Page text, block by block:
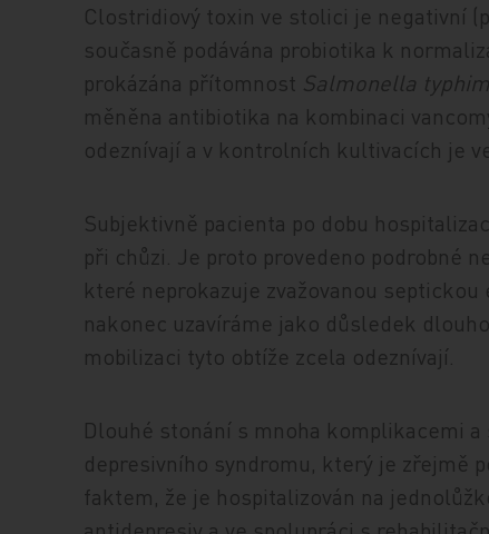
Clostridiový toxin ve stolici je negativní
současně podávána probiotika k
prokázána přítomnost Salmonella
měněna antibiotika na kombinaci
odeznívají a v kontrolních kultivacích je
Subjektivně pacienta po dobu
při chůzi. Je proto provedeno podrobné
které neprokazuje zvažovanou
nakonec uzavíráme jako důsledek
mobilizaci tyto obtíže zcela odeznívají.
Dlouhé stonání s mnoha komplikacemi
depresivního syndromu, který je zřejmě
faktem, že je hospitalizován na